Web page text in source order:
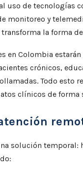
uso de tecnologías
monitoreo y
la forma
en Colombia
crónicos,
Todo esto
clínicos de forma
solución